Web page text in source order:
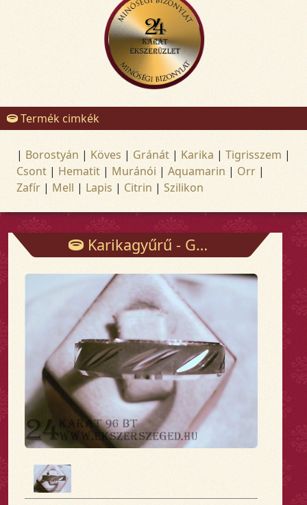
Termék cimkék
| Borostyán | Köves | Gránát | Karika | Tigrisszem |
Csont | Hematit | Muránói | Aquamarin | Orr |
Zafír | Mell | Lapis | Citrin | Szilikon
Karikagyűrű - Gyűrűk - Arany és ezüst ékszerek